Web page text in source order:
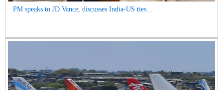
PM speaks to JD Vance, discusses India-US ties...